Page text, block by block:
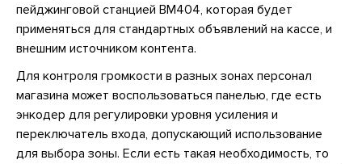
пейджинговой станцией BM404, которая будет
применяться для стандартных объявлений на кассе, и
внешним источником контента.
Для контроля громкости в разных зонах персонал
магазина может воспользоваться панелью, где есть
энкодер для регулировки уровня усиления и
переключатель входа, допускающий использование
для выбора зоны. Если есть такая необходимость, то